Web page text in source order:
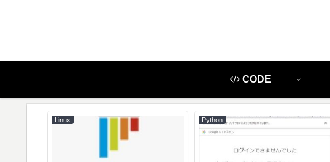
CODE
Linux Python